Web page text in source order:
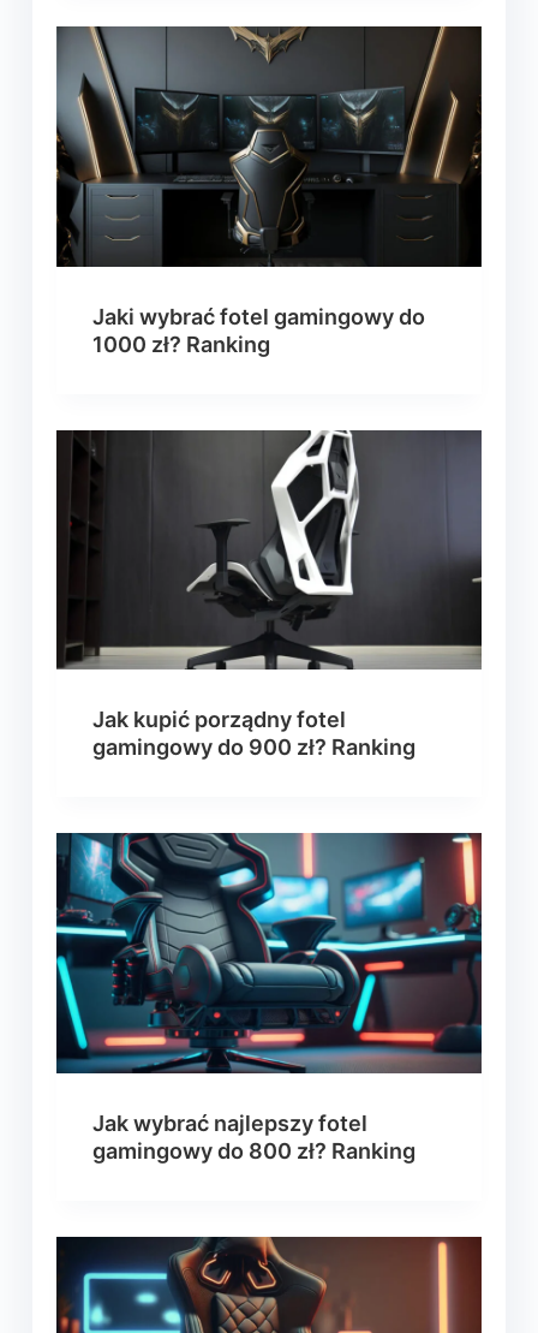
Jaki wybrać fotel gamingowy do
1000 zł? Ranking
Jak kupić porządny fotel
gamingowy do 900 zł? Ranking
Jak wybrać najlepszy fotel
gamingowy do 800 zł? Ranking